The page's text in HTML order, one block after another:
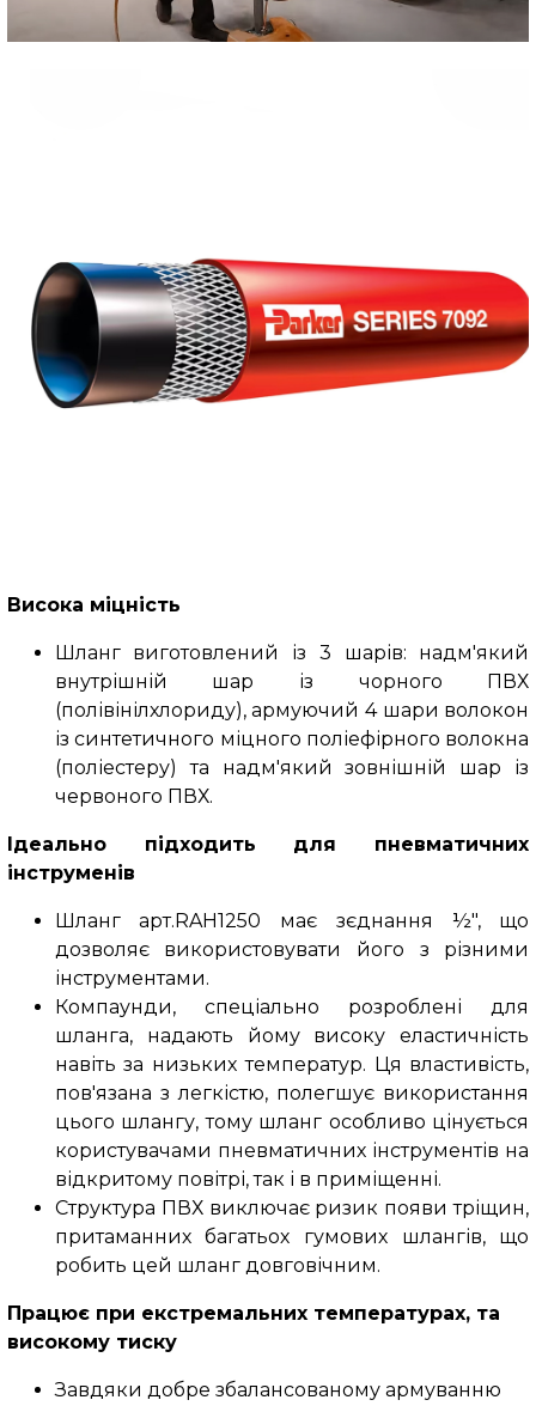
Висока міцність
Шланг виготовлений із 3 шарів: надм'який
внутрішній шар із чорного ПВХ
(полівінілхлориду), армуючий 4 шари волокон
із синтетичного міцного поліефірного волокна
(поліестеру) та надм'який зовнішній шар із
червоного ПВХ.
Ідеально підходить для пневматичних
інструменів
Шланг арт.RAH1250 має зєднання ½", що
дозволяє використовувати його з різними
інструментами.
Компаунди, спеціально розроблені для
шланга, надають йому високу еластичність
навіть за низьких температур. Ця властивість,
пов'язана з легкістю, полегшує використання
цього шлангу, тому шланг особливо цінується
користувачами пневматичних інструментів на
відкритому повітрі, так і в приміщенні.
Структура ПВХ виключає ризик появи тріщин,
притаманних багатьох гумових шлангів, що
робить цей шланг довговічним.
Працює при екстремальних температурах, та
високому тиску
Завдяки добре збалансованому армуванню